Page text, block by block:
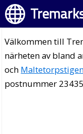
Välkommen till
närheten av bland
och
postnummer